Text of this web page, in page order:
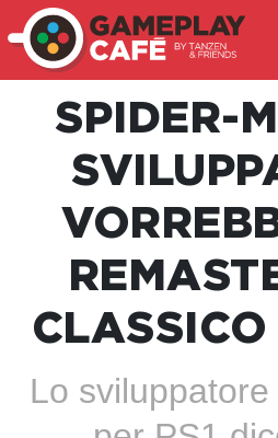
SPIDER-
CLASSICO
Lo